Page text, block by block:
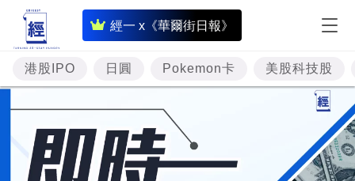
經一 x《華爾街日報》
即
時
財
經
專
題
投
港股IPO 日圓 Pokemon卡 美股科技股